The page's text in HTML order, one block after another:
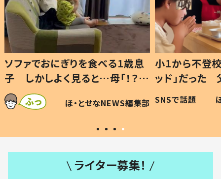
歳息
」
可愛
編集部
小1から不登校、息子は「ギフテ
ッド」だった 父が“ウチ給食”を
作り続ける理由とは #令和の親
#令和の子
SNSで話題 ほ・とせなNEWS編集部
ひ孫
が、
い」
ライター募集！